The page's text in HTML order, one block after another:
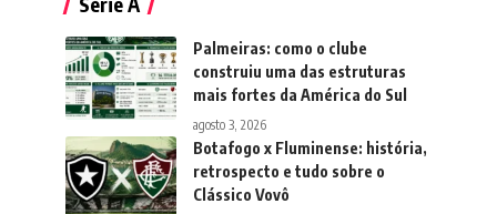
Palmeiras: como o clube
construiu uma das estruturas
mais fortes da América do Sul
agosto 3, 2026
Botafogo x Fluminense: história,
retrospecto e tudo sobre o
Clássico Vovô